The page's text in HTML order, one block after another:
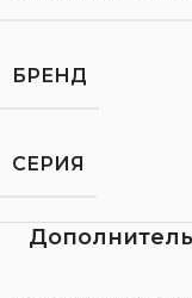
БРЕНД
СЕРИЯ